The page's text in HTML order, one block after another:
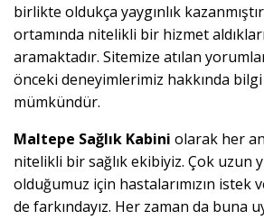
birlikte oldukça yaygınlık
ortamında nitelikli bir hizmet
aramaktadır. Sitemize atılan
önceki deneyimlerimiz hakkında bilgi
mümkündür.
Maltepe Sağlık Kabini olarak her
nitelikli bir sağlık ekibiyiz. Çok uzun
olduğumuz için hastalarımızın istek
de farkındayız. Her zaman da buna